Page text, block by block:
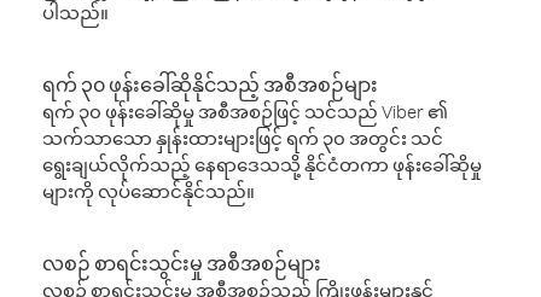
ပါသည်။
ရက် ၃၀ ဖုန်းခေါ်ဆိုနိုင်သည့် အစီအစဉ်များ
ရက် ၃၀ ဖုန်းခေါ်ဆိုမှု အစီအစဉ်ဖြင့် သင်သည် Viber ၏
သက်သာသော နှုန်းထားများဖြင့် ရက် ၃၀ အတွင်း သင်
ရွေးချယ်လိုက်သည့် နေရာဒေသသို့ နိုင်ငံတကာ ဖုန်းခေါ်ဆိုမှု
များကို လုပ်ဆောင်နိုင်သည်။
လစဉ် စာရင်းသွင်းမှု အစီအစဉ်များ
လစဉ် စာရင်းသွင်းမှု အစီအစဉ်သည် ကြိုးဖုန်းများနှင့်